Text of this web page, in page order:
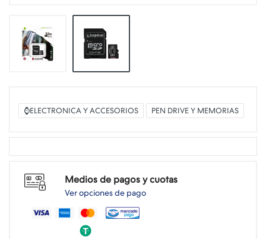
⌚ELECTRONICA Y ACCESORIOS PEN DRIVE Y MEMORIAS
Medios de pagos y cuotas
Ver opciones de pago